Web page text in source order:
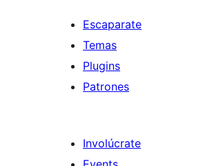
Escaparate
Temas
Plugins
Patrones
Involúcrate